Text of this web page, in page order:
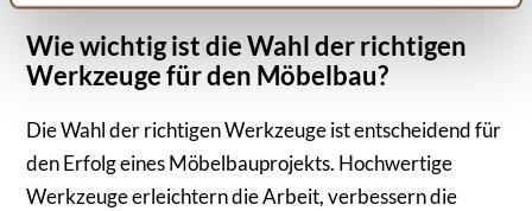
Sie in unserenDatenschutzhinweisen.
Wie wichtig ist die Wahl der richtigen
Werkzeuge für den Möbelbau?
Die Wahl der richtigen Werkzeuge ist entscheidend für
den Erfolg eines Möbelbauprojekts. Hochwertige
Werkzeuge erleichtern die Arbeit, verbessern die